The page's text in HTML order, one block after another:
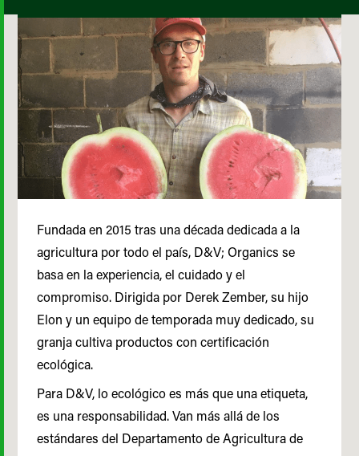
Fundada en 2015 tras una década dedicada a la
agricultura por todo el país, D&V; Organics se
basa en la experiencia, el cuidado y el
compromiso. Dirigida por Derek Zember, su hijo
Elon y un equipo de temporada muy dedicado, su
granja cultiva productos con certificación
ecológica.
Para D&V, lo ecológico es más que una etiqueta,
es una responsabilidad. Van más allá de los
estándares del Departamento de Agricultura de